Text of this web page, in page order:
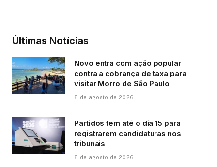
Últimas Notícias
Novo entra com ação popular
contra a cobrança de taxa para
visitar Morro de São Paulo
8 de agosto de 2026
Partidos têm até o dia 15 para
registrarem candidaturas nos
tribunais
8 de agosto de 2026